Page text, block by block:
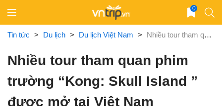
content
0
Tin tức > Du lịch > Du lịch Việt Nam > Nhiều tour tham quan phim trường “Kong: Skull Island ” được mở tại Việt Nam
Nhiều tour tham quan phim
trường “Kong: Skull Island ”
được mở tại Việt Nam